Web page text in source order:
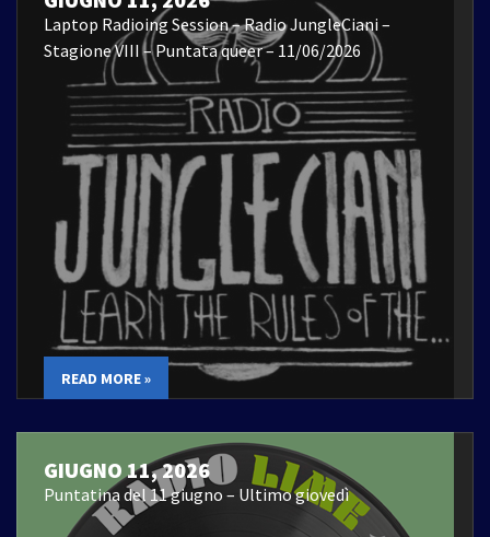
Laptop Radioing Session – Radio JungleCiani –
Stagione VIII – Puntata queer – 11/06/2026
READ MORE »
GIUGNO 11, 2026
Puntatina del 11 giugno – Ultimo giovedì